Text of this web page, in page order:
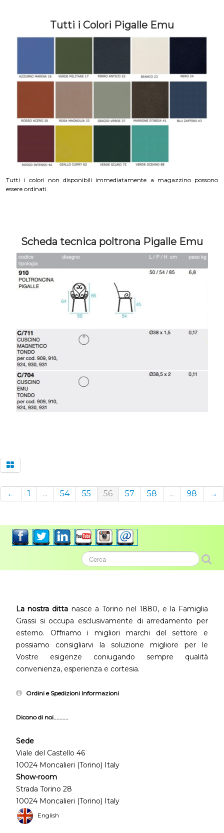
Tutti i Colori Pigalle Emu
Tutti i colori non disponibili immediatamente a magazzino possono
essere ordinati.
Scheda tecnica poltrona Pigalle Emu
← 1 ... 54 55 56 57 58 ... 98 →
La nostra ditta nasce a Torino nel 1880, e la Famiglia
Grassi si occupa esclusivamente di arredamento per
esterno. Offriamo i migliori marchi del settore e
possiamo consigliarvi la soluzione migliore per le
Vostre esigenze coniugando sempre qualità
convenienza, esperienza e cortesia.
Ordini e Spedizioni Informazioni
Dicono di noi..........
Sede
Viale del Castello 46
10024 Moncalieri (Torino) Italy
Show-room
Strada Torino 28
10024 Moncalieri (Torino) Italy
English